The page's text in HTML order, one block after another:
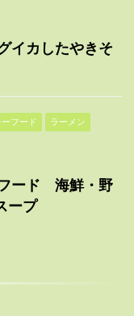
イカしたやきそ
ーフード
ラーメン
フード 海鮮・野
ープ